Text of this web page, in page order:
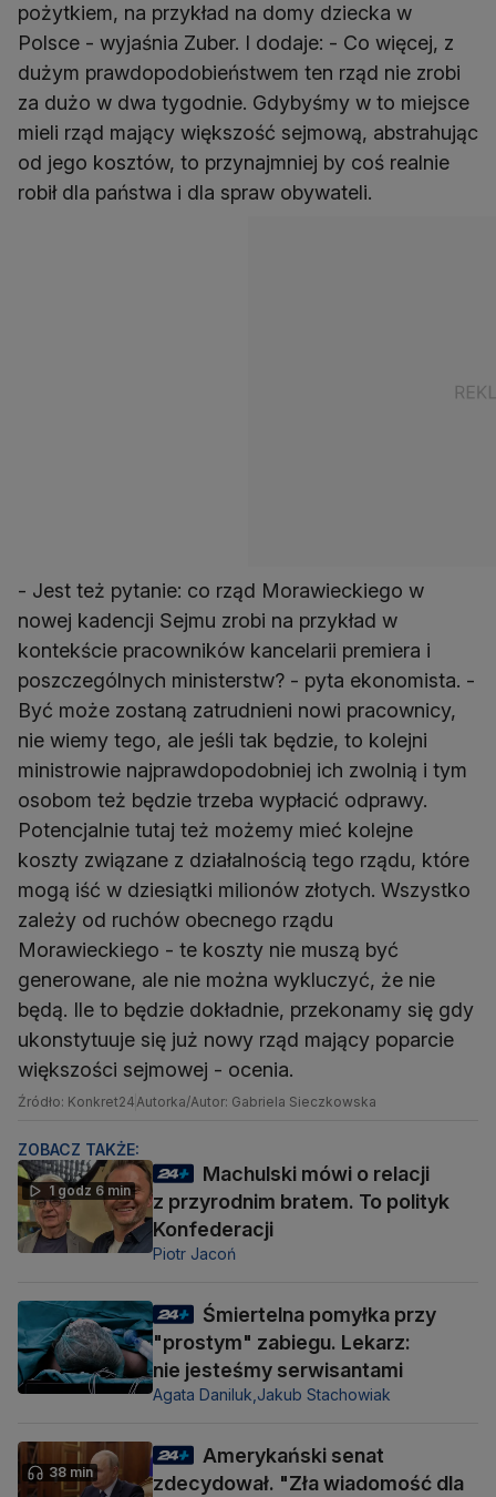
pożytkiem, na przykład na domy dziecka w
Polsce - wyjaśnia Zuber. I dodaje: - Co więcej, z
dużym prawdopodobieństwem ten rząd nie zrobi
za dużo w dwa tygodnie. Gdybyśmy w to miejsce
mieli rząd mający większość sejmową, abstrahując
od jego kosztów, to przynajmniej by coś realnie
robił dla państwa i dla spraw obywateli.
- Jest też pytanie: co rząd Morawieckiego w
nowej kadencji Sejmu zrobi na przykład w
kontekście pracowników kancelarii premiera i
poszczególnych ministerstw? - pyta ekonomista. -
Być może zostaną zatrudnieni nowi pracownicy,
nie wiemy tego, ale jeśli tak będzie, to kolejni
ministrowie najprawdopodobniej ich zwolnią i tym
osobom też będzie trzeba wypłacić odprawy.
Potencjalnie tutaj też możemy mieć kolejne
koszty związane z działalnością tego rządu, które
mogą iść w dziesiątki milionów złotych. Wszystko
zależy od ruchów obecnego rządu
Morawieckiego - te koszty nie muszą być
generowane, ale nie można wykluczyć, że nie
będą. Ile to będzie dokładnie, przekonamy się gdy
ukonstytuuje się już nowy rząd mający poparcie
większości sejmowej - ocenia.
Źródło: Konkret24Autorka/Autor: Gabriela Sieczkowska
ZOBACZ TAKŻE:
1 godz 6 min
Machulski mówi o relacji
z przyrodnim bratem. To polityk
Konfederacji
Piotr Jacoń
Śmiertelna pomyłka przy
"prostym" zabiegu. Lekarz:
nie jesteśmy serwisantami
Agata Daniluk, Jakub Stachowiak
38 min
Amerykański senat
zdecydował. "Zła wiadomość dla